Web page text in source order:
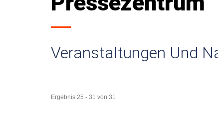
Veranstaltungen Und
Ergebnis 25 - 31 von 31